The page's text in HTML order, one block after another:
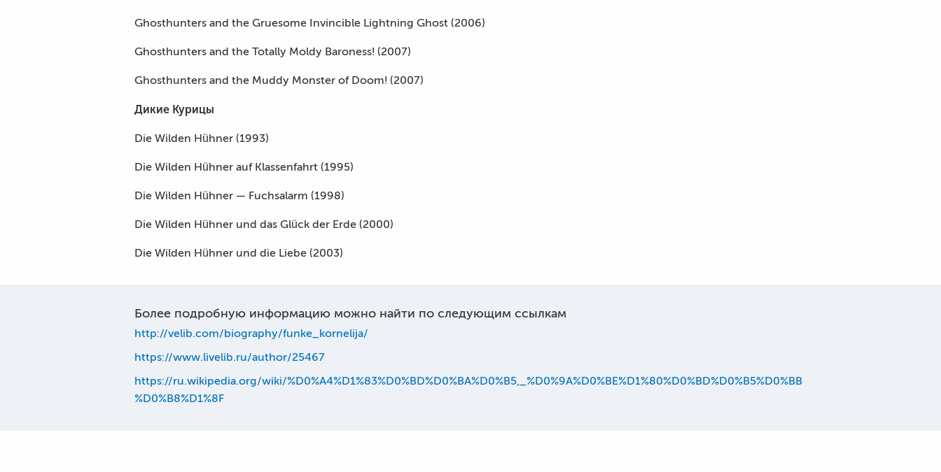
Ghosthunters and the Gruesome Invincible Lightning Ghost (2006)
Ghosthunters and the Totally Moldy Baroness! (2007)
Ghosthunters and the Muddy Monster of Doom! (2007)
Дикие Курицы
Die Wilden Hühner (1993)
Die Wilden Hühner auf Klassenfahrt (1995)
Die Wilden Hühner — Fuchsalarm (1998)
Die Wilden Hühner und das Glück der Erde (2000)
Die Wilden Hühner und die Liebe (2003)
Более подробную информацию можно найти по следующим ссылкам
http://velib.com/biography/funke_kornelija/
https://www.livelib.ru/author/25467
https://ru.wikipedia.org/wiki/%D0%A4%D1%83%D0%BD%D0%BA%D0%B5,_%D0%9A%D0%BE%D1%80%D0%BD%D0%B5%D0%BB
%D0%B8%D1%8F